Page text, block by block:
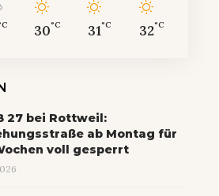
30°C 31°C 32°C
27 bei Rottweil:
ab Montag für
voll gesperrt